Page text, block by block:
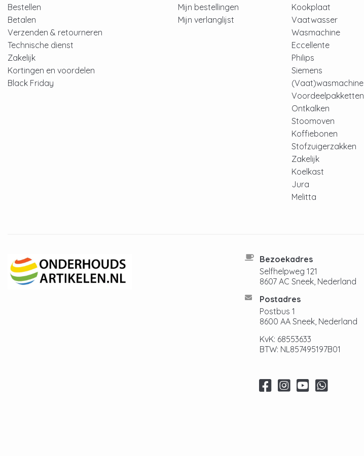
Bestellen
Betalen
Verzenden & retourneren
Technische dienst
Zakelijk
Kortingen en voordelen
Black Friday
Mijn bestellingen
Mijn verlanglijst
Kookplaat
Vaatwasser
Wasmachine
Eccellente
Philips
Siemens
(Vaat)wasmachine
Voordeelpakketten
Ontkalken
Stoomoven
Koffiebonen
Stofzuigerzakken
Zakelijk
Koelkast
Jura
Melitta
Bezoekadres
Selfhelpweg 121
8607 AC Sneek, Nederland
Postadres
Postbus 1
8600 AA Sneek, Nederland
KvK: 68553633
BTW: NL857495197B01